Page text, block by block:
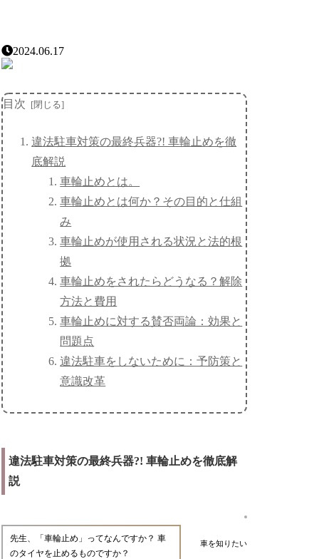
2024.06.17
目次
違法駐車対策の最終兵器?! 車輪止めを徹
底解説
車輪止めとは。
車輪止めとは何か？その目的と仕組
み
車輪止めが使用される状況と法的根
拠
車輪止めをされたらどうなる？解除
方法と費用
車輪止めに対する賛否両論：効果と
問題点
違法駐車をしないために：予防策と
意識改革
違法駐車対策の最終兵器?! 車輪止めを徹底解
説
車を知りたい
先生、「車輪止め」ってなんですか？ 車
のタイヤを止めるものですか？